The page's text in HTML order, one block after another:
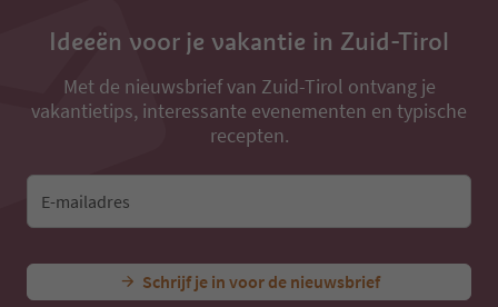
Ideeën voor je vakantie in Zuid-Tirol
Met de nieuwsbrief van Zuid-Tirol ontvang je
vakantietips, interessante evenementen en typische
recepten.
E-mailadres
Schrijf je in voor de nieuwsbrief